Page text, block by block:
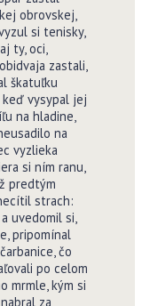
obrovskej,
si tenisky,
ty, oci,
zastali,
škatuľku
vysypal jej
na hladine,
na
vyzlieka
si ním ranu,
predtým
strach:
uvedomil si,
pripomínal
čo
po celom
mrmle, kým si
za